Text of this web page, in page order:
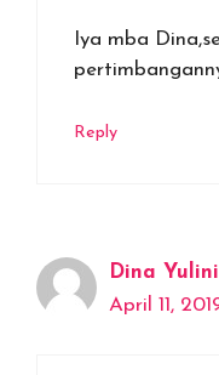
Iya mba
Reply
Dina
April 11,